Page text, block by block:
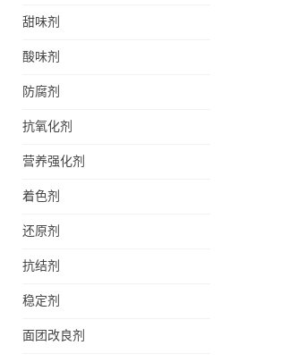
甜味剂
酸味剂
防腐剂
抗氧化剂
营养强化剂
着色剂
还原剂
抗结剂
稳定剂
面团改良剂